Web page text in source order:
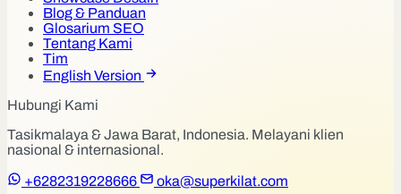
Blog & Panduan
Glosarium SEO
Tentang Kami
Tim
English Version
Hubungi Kami
Tasikmalaya & Jawa Barat, Indonesia. Melayani klien
nasional & internasional.
+6282319228666
oka@superkilat.com